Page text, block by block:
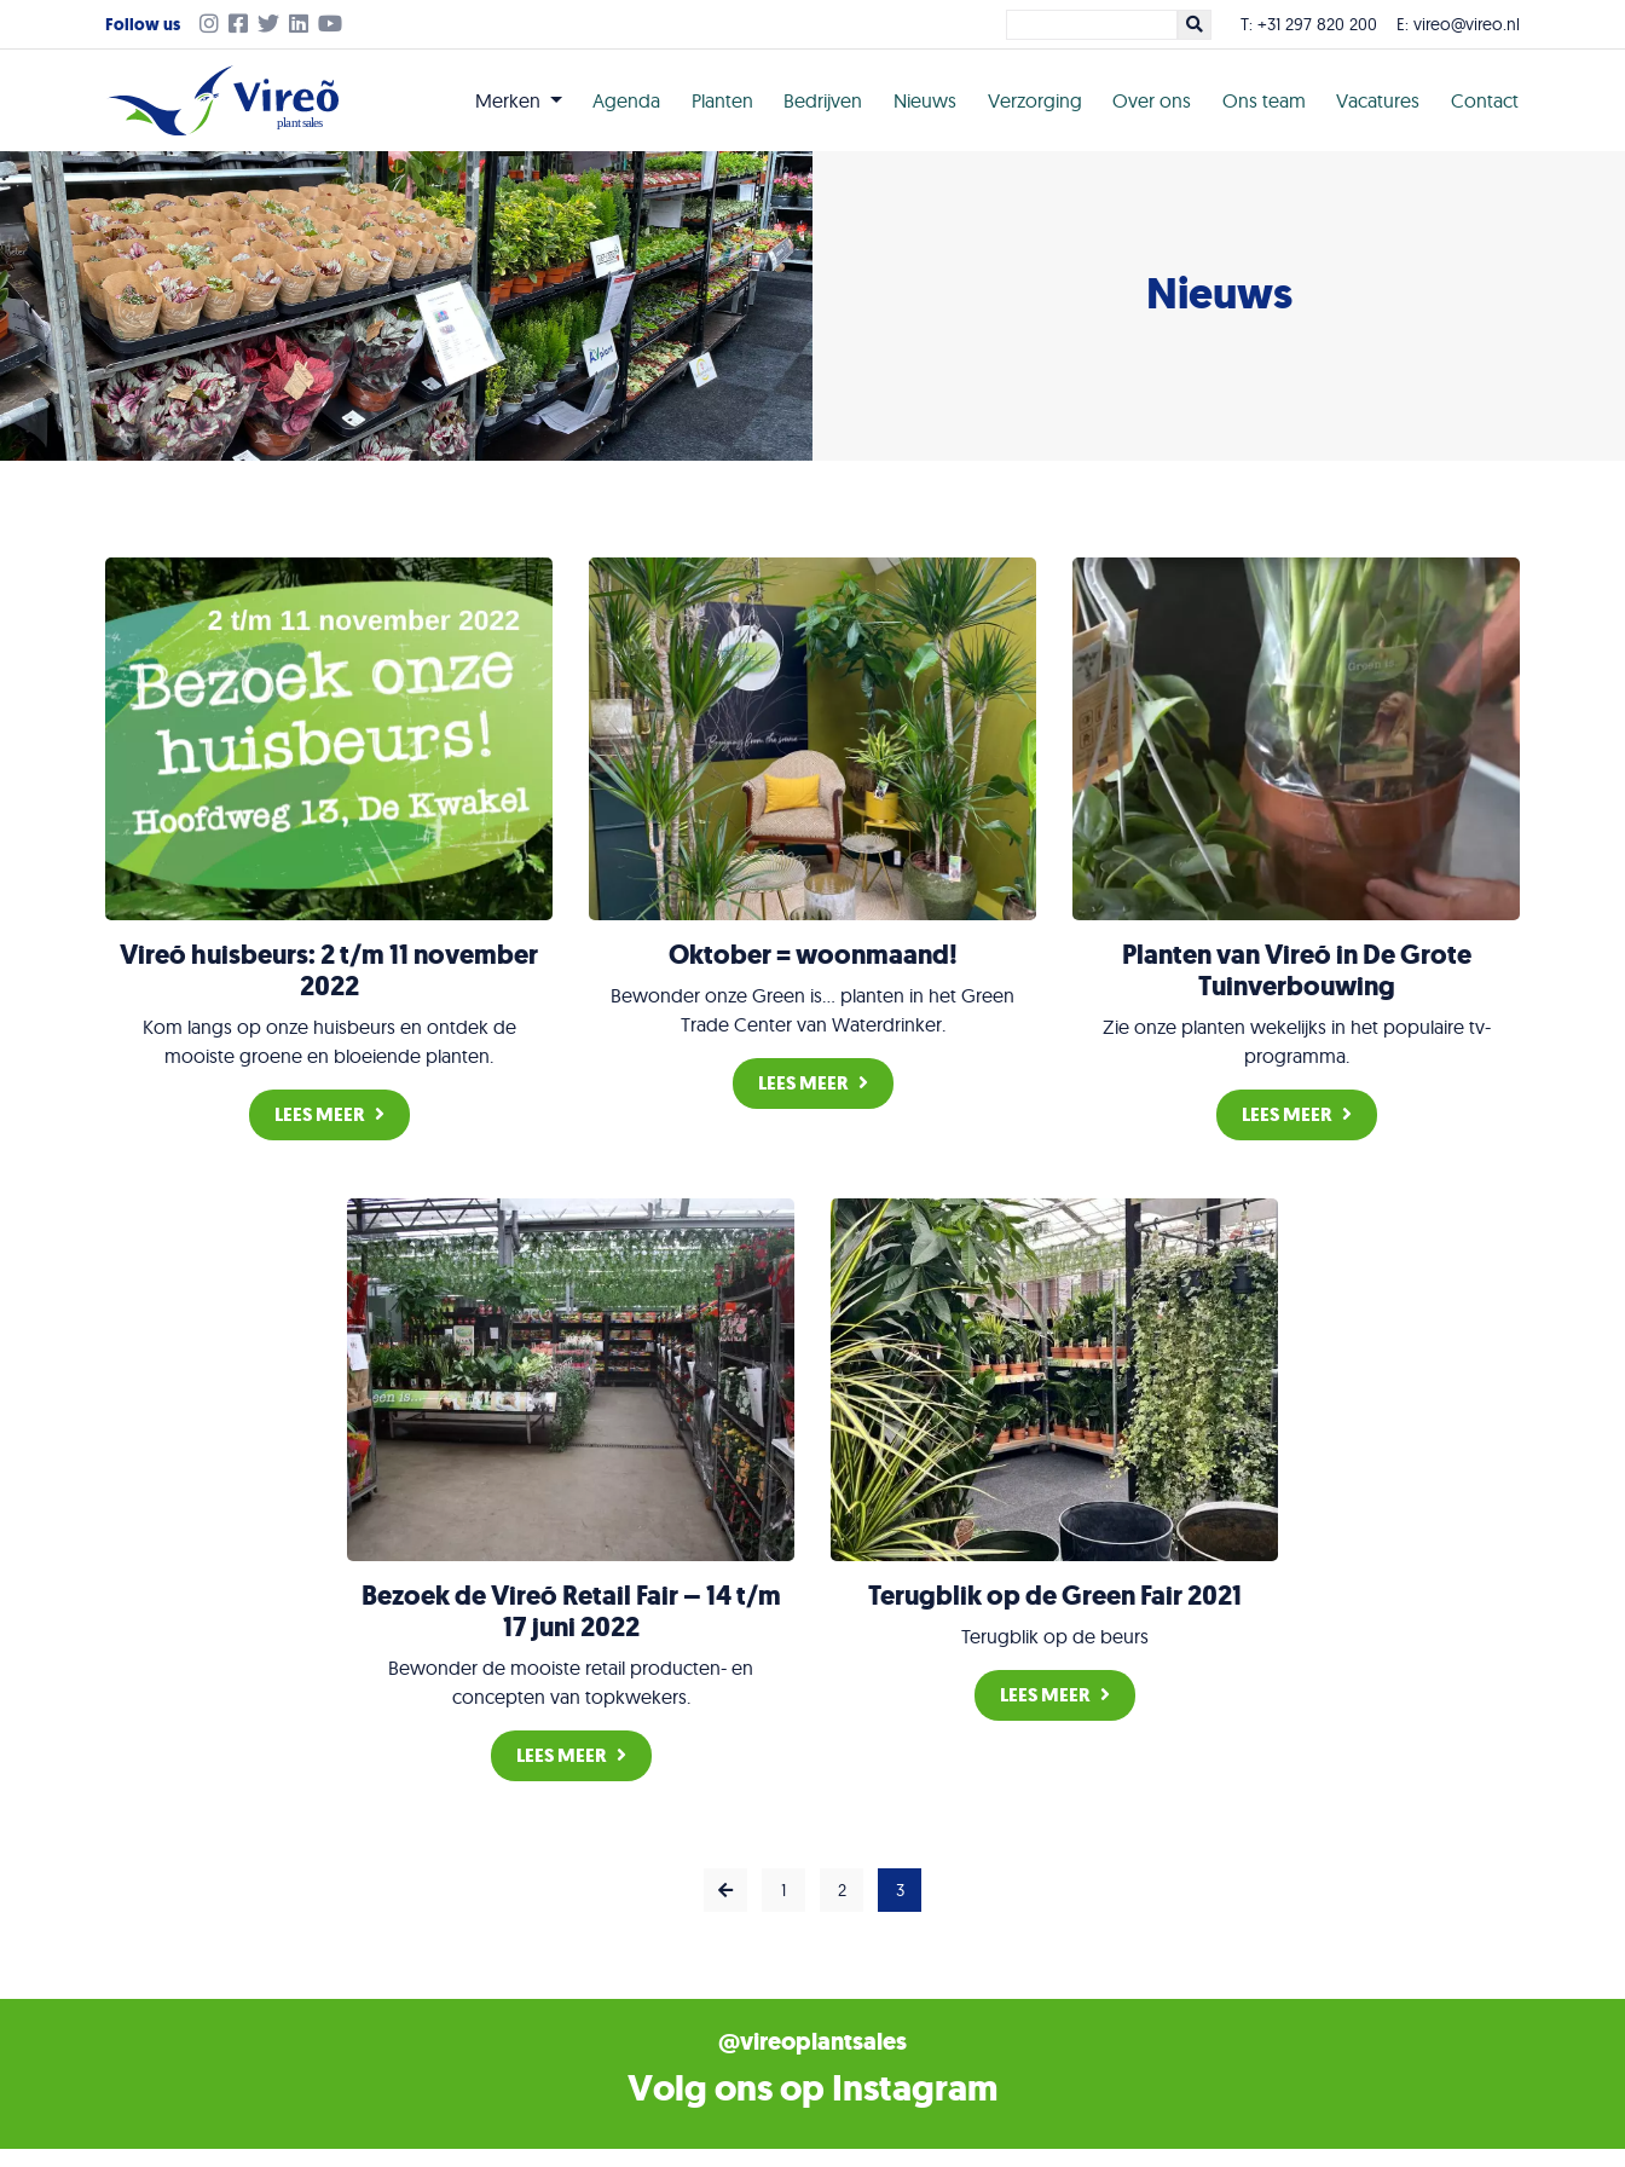
Follow us T: +31 297 820 200 E: vireo@vireo.nl
Merken Agenda Planten Bedrijven Nieuws Verzorging Over ons Ons team Vacatures Contact
Nieuws
Vireõ huisbeurs: 2 t/m 11 november
2022
Kom langs op onze huisbeurs en ontdek de
mooiste groene en bloeiende planten.
LEES MEER
Oktober = woonmaand!
Bewonder onze Green is... planten in het Green
Trade Center van Waterdrinker.
LEES MEER
Planten van Vireõ in De Grote
Tuinverbouwing
Zie onze planten wekelijks in het populaire tv-
programma.
LEES MEER
Bezoek de Vireõ Retail Fair – 14 t/m
17 juni 2022
Bewonder de mooiste retail producten- en
concepten van topkwekers.
LEES MEER
Terugblik op de Green Fair 2021
Terugblik op de beurs
LEES MEER
1 2 3
@vireoplantsales
Volg ons op Instagram